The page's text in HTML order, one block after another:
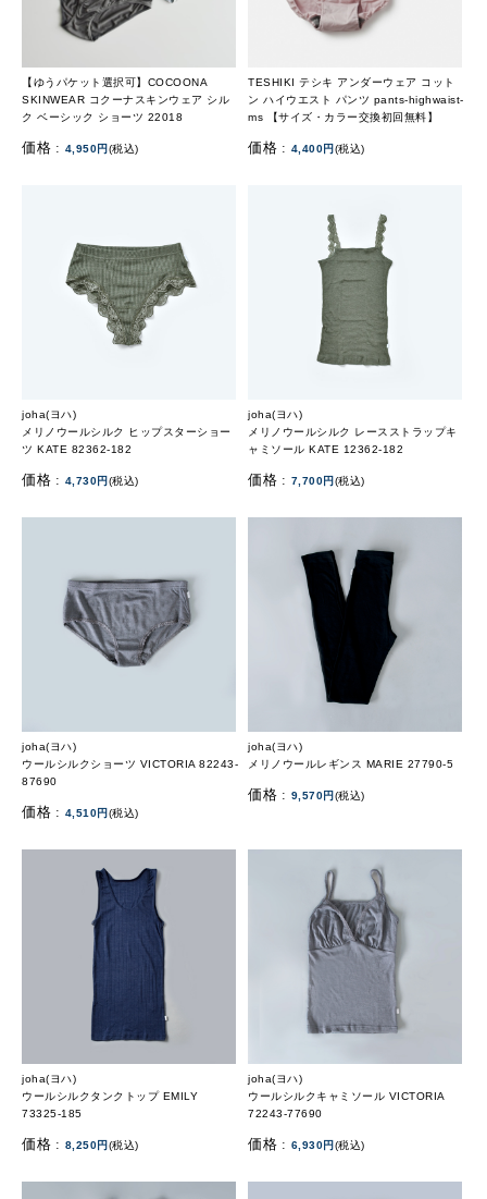
【ゆうパケット選択可】COCOONA
SKINWEAR コクーナスキンウェア シル
ク ベーシック ショーツ 22018
価格 : 4,950円(税込)
TESHIKI テシキ アンダーウェア コット
ン ハイウエスト パンツ pants-highwaist-
ms 【サイズ・カラー交換初回無料】
価格 : 4,400円(税込)
joha(ヨハ)
メリノウールシルク ヒップスターショー
ツ KATE 82362-182
価格 : 4,730円(税込)
joha(ヨハ)
メリノウールシルク レースストラップキ
ャミソール KATE 12362-182
価格 : 7,700円(税込)
joha(ヨハ)
ウールシルクショーツ VICTORIA 82243-
87690
価格 : 4,510円(税込)
joha(ヨハ)
メリノウールレギンス MARIE 27790-5
価格 : 9,570円(税込)
joha(ヨハ)
ウールシルクタンクトップ EMILY
73325-185
価格 : 8,250円(税込)
joha(ヨハ)
ウールシルクキャミソール VICTORIA
72243-77690
価格 : 6,930円(税込)